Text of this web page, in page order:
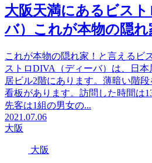
大阪天満にあるビス
バ）これが本物の隠れ
これが本物の隠れ家！と言えるビ
ストロDIVA（ディーバ）は、日
居ビル2階にあります。薄暗い階
看板があります。訪問した時間は
先客は1組の男女の...
2021.07.06
大阪
大阪